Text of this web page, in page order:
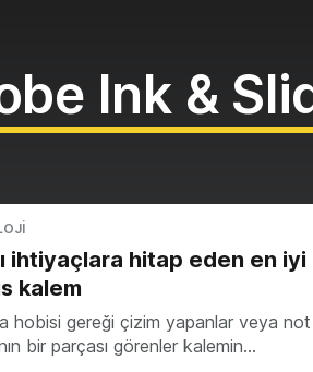
Ink &
ihtiyaçlara hitap eden en iyi
kalem
hobisi gereği çizim yapanlar veya not
bir parçası görenler kalemin…